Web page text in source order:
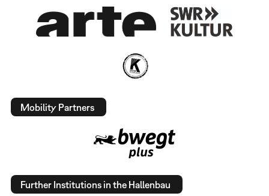
Mobility Partners
Further Institutions in the Hallenbau